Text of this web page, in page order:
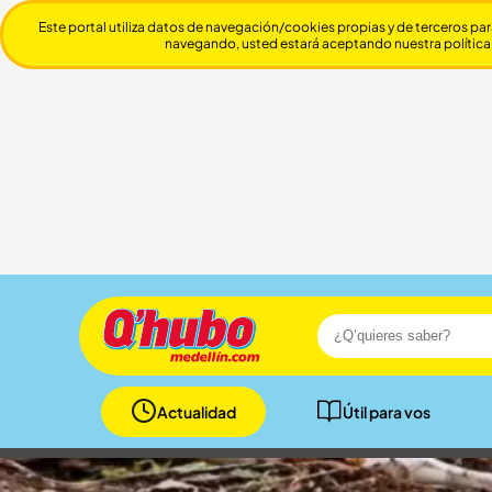
Actualidad Útil para vos
Este portal utiliza datos de navegación/cookies propias y de terceros
navegando, usted estará aceptando nuestra